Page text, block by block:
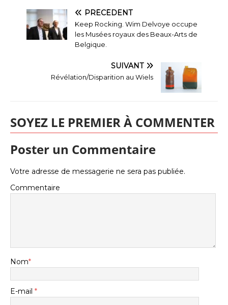
PRÉCÉDENT
Keep Rocking. Wim Delvoye occupe
les Musées royaux des Beaux-Arts de
Belgique.
SUIVANT
Révélation/Disparition au Wiels
SOYEZ LE PREMIER À COMMENTER
Poster un Commentaire
Votre adresse de messagerie ne sera pas publiée.
Commentaire
Nom*
E-mail *